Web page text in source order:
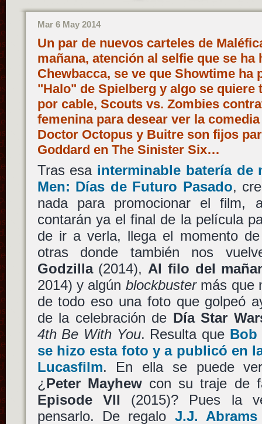
Mar 6 May 2014
Un par de nuevos carteles de
mañana, atención al selfie que se ha
Chewbacca, se ve que Showtime ha
"Halo" de Spielberg y algo se quiere
por cable, Scouts vs. Zombies
femenina para desear ver la
Doctor Octopus y Buitre son fijos
Goddard en The Sinister Six…
Tras esa interminable batería de
Men: Días de Futuro Pasado,
nada para promocionar el film,
contarán ya el final de la película
de ir a verla, llega el momento
otras donde también nos
Godzilla(2014), Al filo del
2014) y algún blockbustermás que
de todo eso una foto que golpeó
de la celebración de Día Star
4th Be With You. Resulta que Bob
se hizo esta foto y a publicó en
Lucasfilm. En ella se puede
¿ Peter Mayhewcon su traje de
Episode VII (2015)? Pues la
pensarlo. De regalo J.J. Abrams